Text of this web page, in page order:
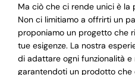
Ma ciò che ci rende unici è la
Non ci limitiamo a offrirti un
proponiamo un progetto che
tue esigenze. La nostra
di adattare ogni funzionalità e
garantendoti un prodotto che